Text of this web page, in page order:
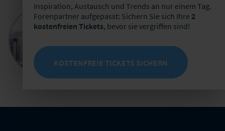
Anna-Lena Erhard
Leiterin Informationsprodukte
+49 341 98988257
E-Mail schreiben
Inspiration, Austausch und Trends an nur einem Tag.
Forenpartner aufgepasst: Sichern Sie sich Ihre 2
kostenfreien Tickets, bevor sie vergriffen sind!
KOSTENFREIE TICKETS SICHERN